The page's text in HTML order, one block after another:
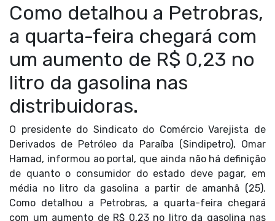
Como detalhou a Petrobras,
a quarta-feira chegará com
um aumento de R$ 0,23 no
litro da gasolina nas
distribuidoras.
O presidente do Sindicato do Comércio Varejista de
Derivados de Petróleo da Paraíba (Sindipetro), Omar
Hamad, informou ao portal, que ainda não há definição
de quanto o consumidor do estado deve pagar, em
média no litro da gasolina a partir de amanhã (25).
Como detalhou a Petrobras, a quarta-feira chegará
com um aumento de R$ 0,23 no litro da gasolina nas